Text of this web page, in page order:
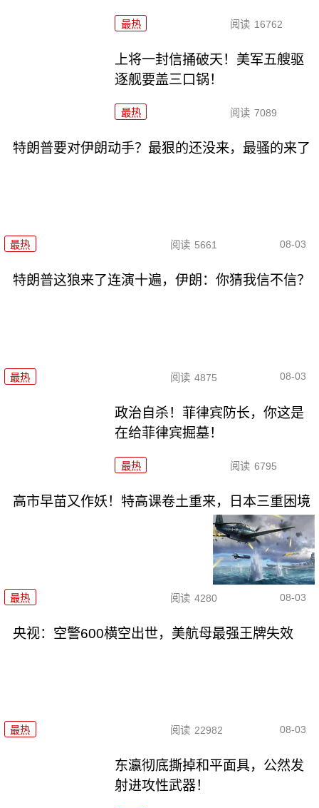
最热 阅读 16762
上将一封信捅破天！美军五艘驱
逐舰要盖三口锅！
最热 阅读 7089
特朗普要对伊朗动手？最狠的还没来，最骚的来了
最热 阅读 5661 08-03
特朗普这狼来了连演十遍，伊朗：你猜我信不信？
最热 阅读 4875 08-03
政治自杀！菲律宾防长，你这是
在给菲律宾掘墓！
最热 阅读 6795
高市早苗又作妖！特高课卷土重来，日本三重困境
最热 阅读 4280 08-03
央视：空警600横空出世，美航母最强王牌失效
最热 阅读 22982 08-03
东瀛彻底撕掉和平面具，公然发
射进攻性武器！